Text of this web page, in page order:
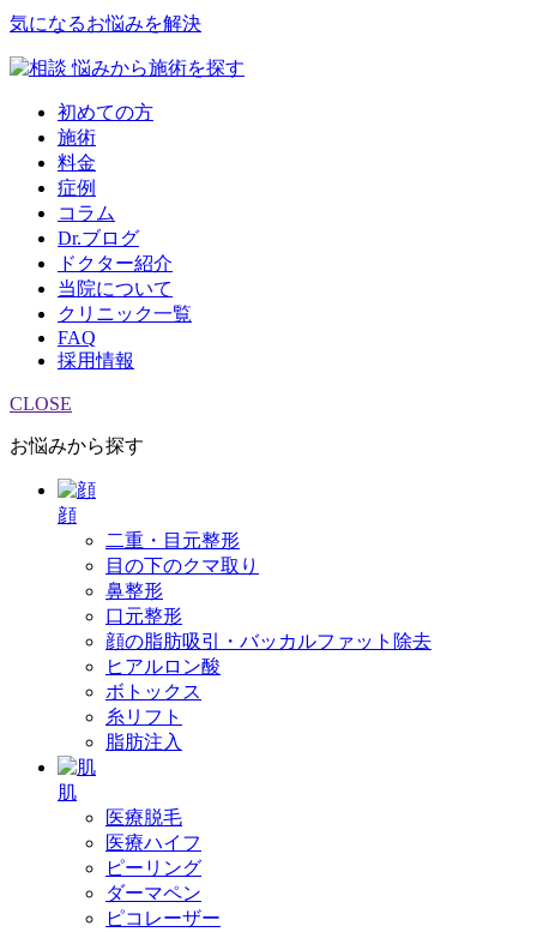
気になるお悩みを解決
悩みから施術を探す
初めての方
施術
料金
症例
コラム
Dr.ブログ
ドクター紹介
当院について
クリニック一覧
FAQ
採用情報
CLOSE
お悩みから探す
顔
二重・目元整形
目の下のクマ取り
鼻整形
口元整形
顔の脂肪吸引・バッカルファット除去
ヒアルロン酸
ボトックス
糸リフト
脂肪注入
肌
医療脱毛
医療ハイフ
ピーリング
ダーマペン
ピコレーザー